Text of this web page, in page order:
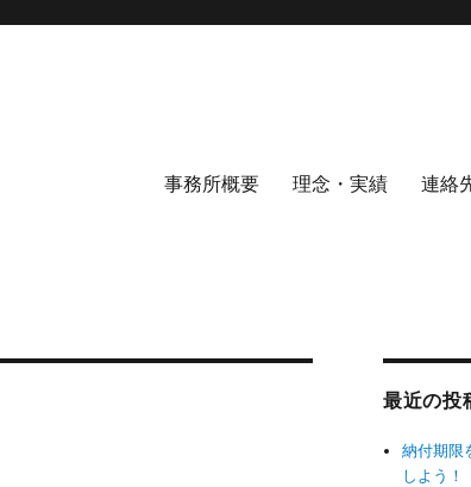
事務所概要 理念・実績 連絡
最近の投
納付期限
しよう！